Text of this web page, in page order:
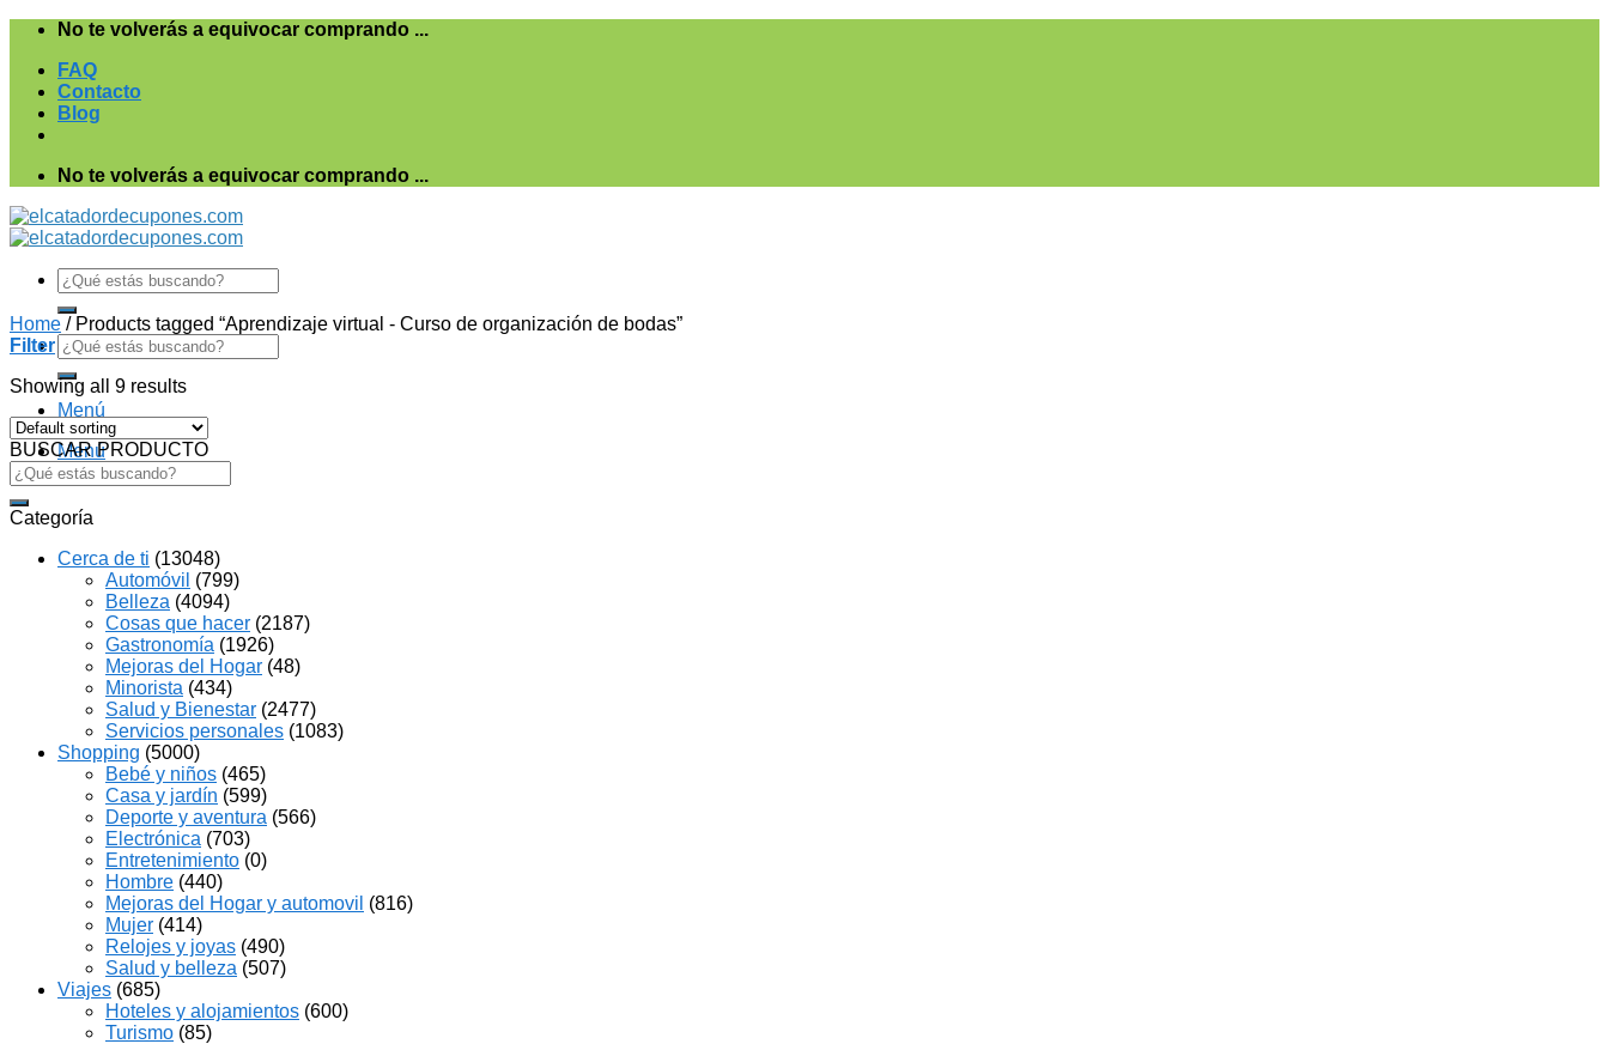
Saltar
contenido
No te volverás a equivocar comprando ...
FAQ
Contacto
Blog
No te volverás a equivocar comprando ...
Search
for:
Search
for:
Menú
Menú
Home /Products tagged “Aprendizaje virtual - Curso de organización de bodas”
Filter
Showing all 9 results
BUSCAR PRODUCTO
Search
for:
Categoría
Cerca de ti (13048)
Automóvil (799)
Belleza (4094)
Cosas que hacer (2187)
Gastronomía (1926)
Mejoras del Hogar (48)
Minorista (434)
Salud y Bienestar (2477)
Servicios personales (1083)
Shopping (5000)
Bebé y niños (465)
Casa y jardín (599)
Deporte y aventura (566)
Electrónica (703)
Entretenimiento (0)
Hombre (440)
Mejoras del Hogar y automovil (816)
Mujer (414)
Relojes y joyas (490)
Salud y belleza (507)
Viajes (685)
Hoteles y alojamientos (600)
Turismo (85)